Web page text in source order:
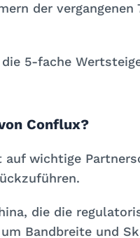
der
5-fache
Conflux?
wichtige
die die
Bandbreite und